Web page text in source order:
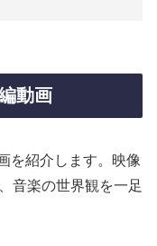
動画
を紹介します。映像
音楽の世界観を一足